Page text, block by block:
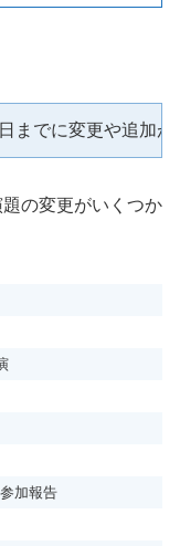
までに変更や追加
の変更がいくつか
加報告